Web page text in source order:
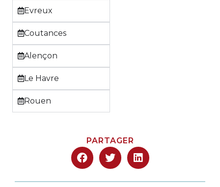
Evreux
Coutances
Alençon
Le Havre
Rouen
PARTAGER